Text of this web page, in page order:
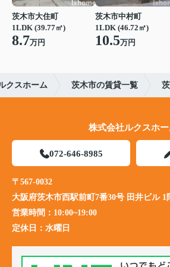
茨木市大住町
1LDK (39.77㎡)
8.7万円
茨木市中村町
1LDK (46.72㎡)
10.5万円
クスホーム 茨木市の賃貸一覧
株式会社ルクスホー
072-646-8985
〒567-0032
大阪府茨木市西駅前町7番30号 田井ビル 1
営業時間： 10:00~19:00
定休日： 水曜日